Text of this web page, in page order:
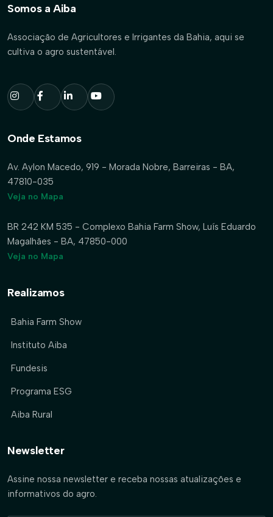
Somos a Aiba
Associação de Agricultores e Irrigantes da Bahia, aqui se
cultiva o agro sustentável.
Onde Estamos
Av. Aylon Macedo, 919 - Morada Nobre, Barreiras - BA,
47810-035
Veja no Mapa
BR 242 KM 535 - Complexo Bahia Farm Show, Luís Eduardo
Magalhães - BA, 47850-000
Veja no Mapa
Realizamos
Bahia Farm Show
Instituto Aiba
Fundesis
Programa ESG
Aiba Rural
Newsletter
Assine nossa newsletter e receba nossas atualizações e
informativos do agro.